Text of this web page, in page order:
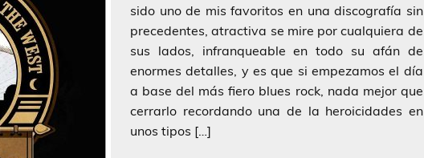
sido uno de mis favoritos en una discografía sin
precedentes, atractiva se mire por cualquiera de
sus lados, infranqueable en todo su afán de
enormes detalles, y es que si empezamos el día
a base del más fiero blues rock, nada mejor que
cerrarlo recordando una de la heroicidades en
unos tipos […]